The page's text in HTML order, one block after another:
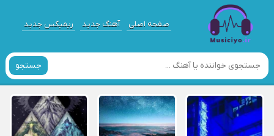
صفحه اصلی آهنگ جدید ریمیکس جدید
جستجو